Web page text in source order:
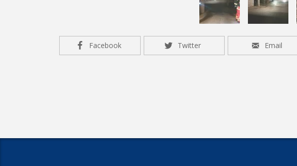
Facebook Twitter Email